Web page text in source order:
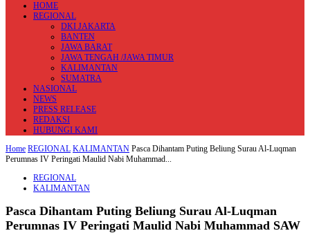
HOME
REGIONAL
DKI JAKARTA
BANTEN
JAWA BARAT
JAWA TENGAH /JAWA TIMUR
KALIMANTAN
SUMATRA
NASIONAL
NEWS
PRESS RELEASE
REDAKSI
HUBUNGI KAMI
Home REGIONAL KALIMANTAN Pasca Dihantam Puting Beliung Surau Al-Luqman
Perumnas IV Peringati Maulid Nabi Muhammad...
REGIONAL
KALIMANTAN
Pasca Dihantam Puting Beliung Surau Al-Luqman
Perumnas IV Peringati Maulid Nabi Muhammad SAW